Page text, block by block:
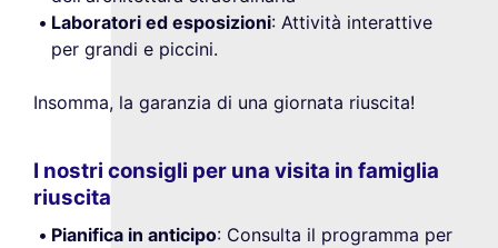
Laboratori ed esposizioni: Attività interattive
per grandi e piccini.
Insomma, la garanzia di una giornata riuscita!
I nostri consigli per una visita in famiglia
riuscita
Pianifica in anticipo: Consulta il programma per